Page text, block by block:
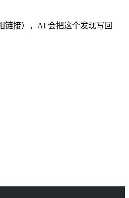
接），AI 会把这个发现写回